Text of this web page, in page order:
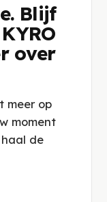
Blijf
over
meer op
moment
de